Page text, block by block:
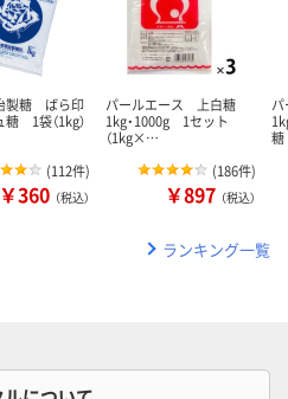
製糖 ばら印
1袋（1kg）
(112件)
￥360 （税込）
パールエース 上白糖
1kg・1000g 1セット
（1kg×…
(186件)
￥897 （税込）
ランキング一覧